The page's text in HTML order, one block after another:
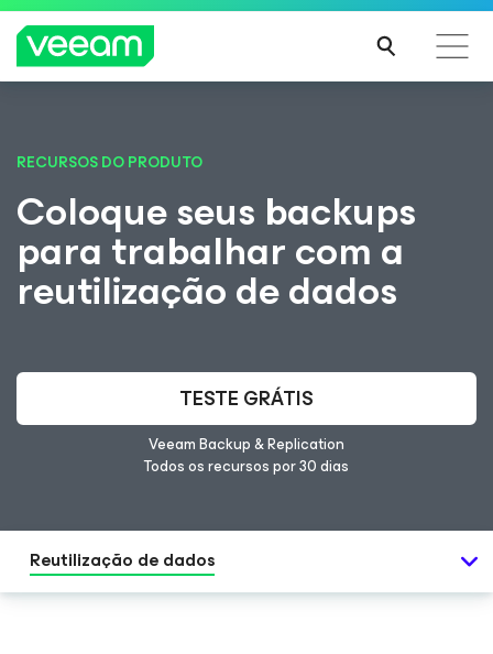
pela atualização de conteúdo da CrowdStrike
LEIA
MAIS
RECURSOS DO PRODUTO
Coloque seus backups
para trabalhar com a
reutilização de dados
TESTE GRÁTIS
Veeam Backup & Replication
Todos os recursos por 30 dias
Reutilização de dados